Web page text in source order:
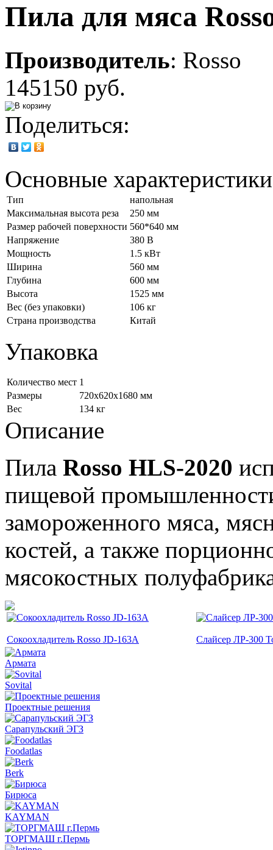
Пила для мяса
Производитель: Rosso
145150 руб.
Поделиться:
Основные характеристики
Тип
напольная
Максимальная высота реза
250 мм
Размер рабочей поверхности 560*640 мм
Напряжение
380 В
Мощность
1.5 кВт
Ширина
560 мм
Глубина
600 мм
Высота
1525 мм
Вес (без упаковки)
106 кг
Страна производства
Китай
Упаковка
Количество мест 1
Размеры
720x620x1680 мм
Вес
134 кг
Описание
Пила Rosso HLS-2020
пищевой
замороженного мяса,
костей, а также
мясокостных
Сокоохладитель Rosso JD-163A Слайсер ЛР-300
Армата
Sovital
Проектные решения
Сарапульский ЭГЗ
Foodatlas
Berk
Бирюса
KAYMAN
ТОРГМАШ г.Пермь